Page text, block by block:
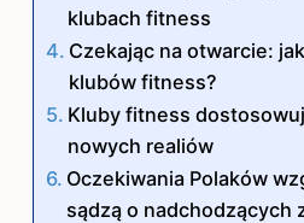
klubach fitness
Czekając na otwarcie:
klubów fitness?
Kluby fitness
nowych realiów
Oczekiwania Polaków
sądzą o nadchodzących